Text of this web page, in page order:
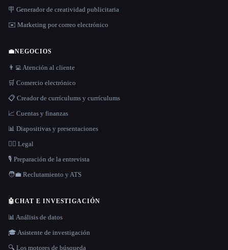
🪧 Generador de creatividad publicitaria
✉️ Marketing por correo electrónico
💼NEGOCIOS
👨‍💻 Atención al cliente
🛒 Comercio electrónico
📋 Creador de currículums y currículums
📈 Cuentas y finanzas
📊 Diapositivas y presentaciones
👩‍⚖️ Legal
🎙️ Preparación de la entrevista
🧑‍💼 Reclutamiento y ATS
🤖CHAT E INVESTIGACIÓN
📊 Análisis de datos
🎓 Asistente de investigación
🔍 Los motores de búsqueda